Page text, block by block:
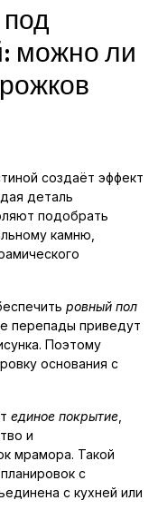
можно ли
создаёт эффект
деталь
подобрать
камню,
ровный пол
перепады приведут
Поэтому
основания с
единое покрытие
и
мрамора. Такой
с
с кухней или